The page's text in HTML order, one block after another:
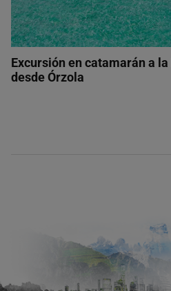
Excursión en catamarán a
desde Órzola